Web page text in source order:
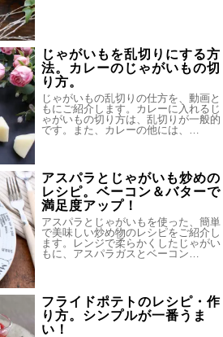
じゃがいもを乱切りにする方
法。カレーのじゃがいもの切
り方。
じゃがいもの乱切りの仕方を、動画と
もにご紹介します。カレーに入れるじ
ゃがいもの切り方は、乱切りが一般的
です。また、カレーの他には、…
アスパラとじゃがいも炒めの
レシピ。ベーコン＆バターで
満足度アップ！
アスパラとじゃがいもを使った、簡単
で美味しい炒め物のレシピをご紹介し
ます。レンジで柔らかくしたじゃがい
もに、アスパラガスとベーコン…
フライドポテトのレシピ・作
り方。シンプルが一番うま
い！